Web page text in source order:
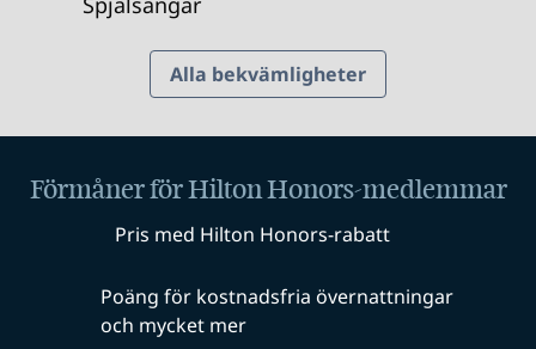
Alla bekvämligheter
Förmåner för Hilton Honors-medlemmar
Pris med Hilton Honors-rabatt
Poäng för kostnadsfria övernattningar
och mycket mer